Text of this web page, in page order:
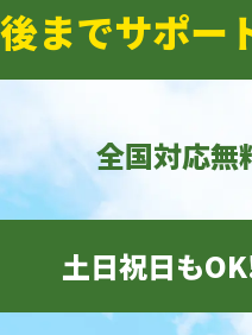
までサポー
全国対応無
土日祝日も